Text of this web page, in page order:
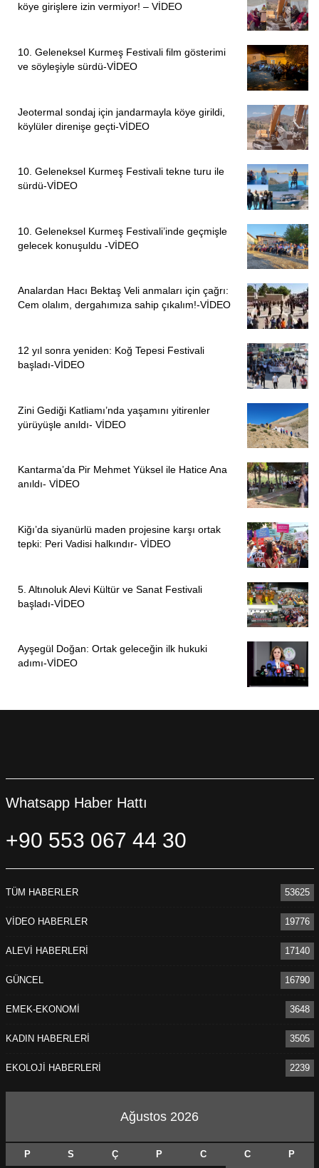
köye girişlere izin vermiyor! – VİDEO
10. Geleneksel Kurmeş Festivali film gösterimi
ve söyleşiyle sürdü-VİDEO
Jeotermal sondaj için jandarmayla köye girildi,
köylüler direnişe geçti-VİDEO
10. Geleneksel Kurmeş Festivali tekne turu ile
sürdü-VİDEO
10. Geleneksel Kurmeş Festivali’inde geçmişle
gelecek konuşuldu -VİDEO
Analardan Hacı Bektaş Veli anmaları için çağrı:
Cem olalım, dergahımıza sahip çıkalım!-VİDEO
12 yıl sonra yeniden: Koğ Tepesi Festivali
başladı-VİDEO
Zini Gediği Katliamı’nda yaşamını yitirenler
yürüyüşle anıldı- VİDEO
Kantarma’da Pir Mehmet Yüksel ile Hatice Ana
anıldı- VİDEO
Kiğı’da siyanürlü maden projesine karşı ortak
tepki: Peri Vadisi halkındır- VİDEO
5. Altınoluk Alevi Kültür ve Sanat Festivali
başladı-VİDEO
Ayşegül Doğan: Ortak geleceğin ilk hukuki
adımı-VİDEO
Whatsapp Haber Hattı
+90 553 067 44 30
TÜM HABERLER 53625
VİDEO HABERLER 19776
ALEVİ HABERLERİ 17140
GÜNCEL 16790
EMEK-EKONOMİ 3648
KADIN HABERLERİ 3505
EKOLOJİ HABERLERİ 2239
Ağustos 2026
P S Ç P C C P